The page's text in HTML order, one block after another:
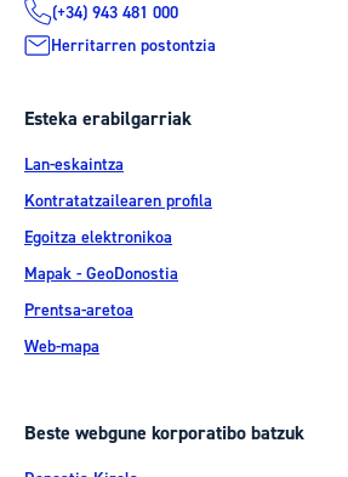
(+34) 943 481 000
Herritarren postontzia
Esteka erabilgarriak
Lan-eskaintza
Kontratatzailearen profila
Egoitza elektronikoa
Mapak - GeoDonostia
Prentsa-aretoa
Web-mapa
Beste webgune korporatibo batzuk